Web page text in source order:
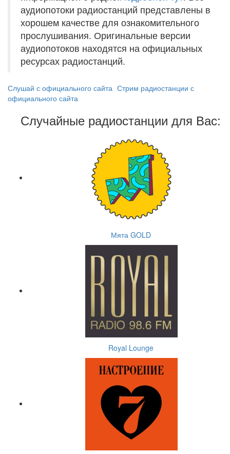
аудиопотоки радиостанций представлены в
хорошем качестве для ознакомительного
прослушивания. Оригинальные версии
аудиопотоков находятся на официальных
ресурсах радиостанций.
Слушай с официального сайта Стрим радиостанции с
официального сайта
Случайные радиостанции для Вас:
Мята GOLD
Royal Lounge